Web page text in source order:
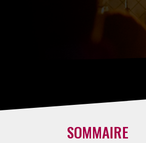
SOMMAIRE